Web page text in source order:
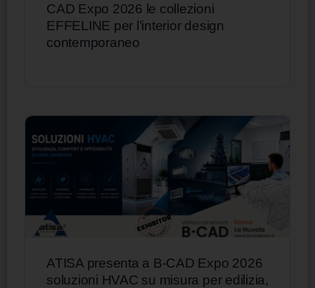
CAD Expo 2026 le collezioni
EFFELINE per l’interior design
contemporaneo
ATISA presenta a B-CAD Expo 2026
soluzioni HVAC su misura per edilizia,